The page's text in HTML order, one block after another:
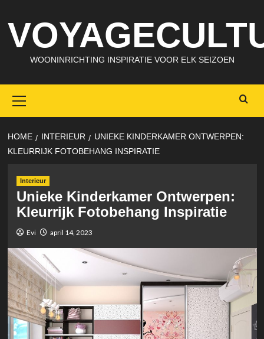
to
content
WOONINRICHTING INSPIRATIE VOOR ELK SEIZOEN
Menu
HOME INTERIEUR
UNIEKE KINDERKAMER ONTWERPEN:
KLEURRIJK FOTOBEHANG INSPIRATIE
Interieur
Unieke Kinderkamer Ontwerpen:
Kleurrijk Fotobehang Inspiratie
Evi april 14, 2023